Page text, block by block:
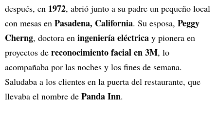
después, en 1972, abrió junto a su padre un pequeño local
con mesas en Pasadena, California. Su esposa, Peggy
Cherng, doctora en ingeniería eléctrica y pionera en
proyectos de reconocimiento facial en 3M, lo
acompañaba por las noches y los fines de semana.
Saludaba a los clientes en la puerta del restaurante, que
llevaba el nombre de Panda Inn.